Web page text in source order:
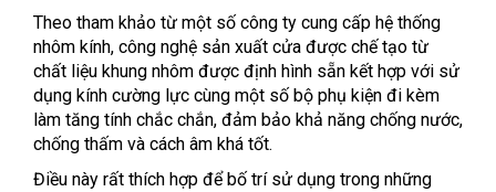
Theo tham khảo từ một số công ty cung cấp hệ thống
nhôm kính, công nghệ sản xuất cửa được chế tạo từ
chất liệu khung nhôm được định hình sẵn kết hợp với sử
dụng kính cường lực cùng một số bộ phụ kiện đi kèm
làm tăng tính chắc chắn, đảm bảo khả năng chống nước,
chống thấm và cách âm khá tốt.
Điều này rất thích hợp để bố trí sử dụng trong những